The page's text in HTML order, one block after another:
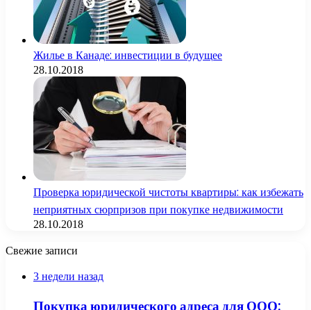
Жилье в Канаде: инвестиции в будущее
28.10.2018
Проверка юридической чистоты квартиры: как избежать
неприятных сюрпризов при покупке недвижимости
28.10.2018
Свежие записи
3 недели назад
Покупка юридического адреса для ООО: